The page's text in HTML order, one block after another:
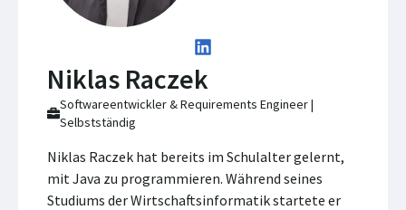
Niklas Raczek
Softwareentwickler & Requirements Engineer |
Selbstständig
Niklas Raczek hat bereits im Schulalter gelernt,
mit Java zu programmieren. Während seines
Studiums der Wirtschaftsinformatik startete er